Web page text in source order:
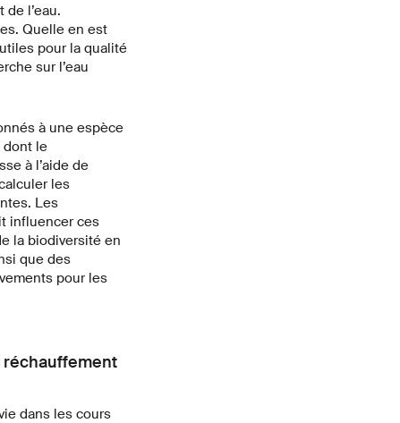
l’eau.
Quelle en est
pour la qualité
sur l’eau
à une espèce
dont le
à l’aide de
les
Les
influencer ces
la biodiversité en
que des
pour les
réchauffement
dans les cours